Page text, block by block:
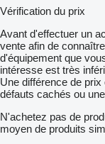
Vérification du prix
Avant d'effectuer un
vente afin de
d'équipement que
intéresse est très
Une différence de
défauts cachés ou
N'achetez pas de
moyen de produits